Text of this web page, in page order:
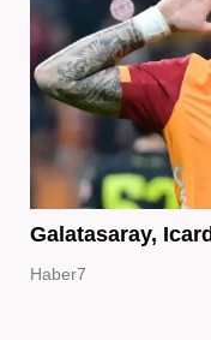
Galatasaray,
Haber7